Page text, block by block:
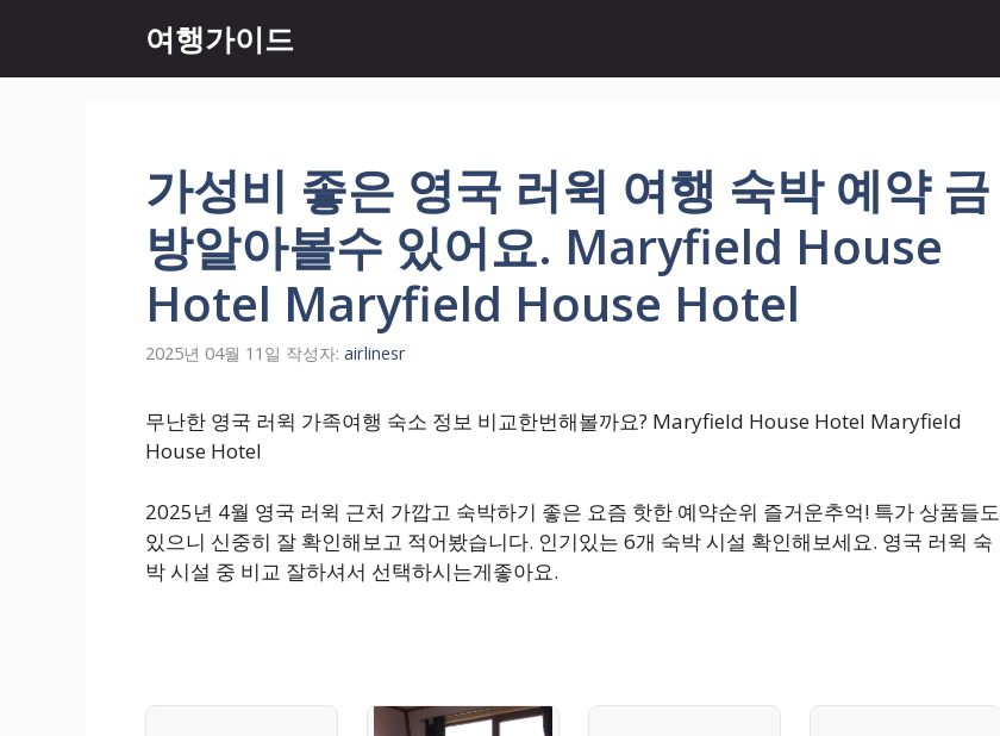
츠
여행가이드
가성비 좋은 영국 러윅 여행 숙박 예약 금
방알아볼수 있어요. Maryfield House
Hotel Maryfield House Hotel
2025년 04월 11일 작성자: airlinesr
무난한 영국 러윅 가족여행 숙소 정보 비교한번해볼까요? Maryfield House Hotel Maryfield
House Hotel
2025년 4월 영국 러윅 근처 가깝고 숙박하기 좋은 요즘 핫한 예약순위 즐거운추억! 특가 상품들도
있으니 신중히 잘 확인해보고 적어봤습니다. 인기있는 6개 숙박 시설 확인해보세요. 영국 러윅 숙
박 시설 중 비교 잘하셔서 선택하시는게좋아요.